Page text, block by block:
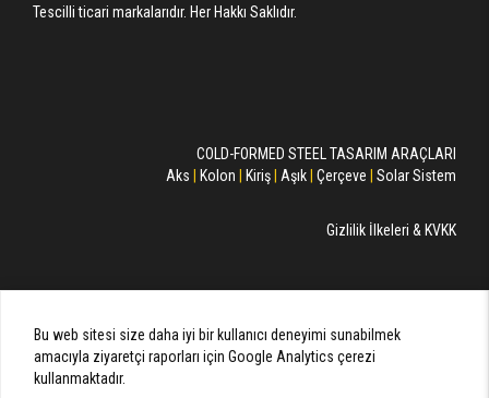
Bu web sitesi size daha iyi bir kullanıcı deneyimi sunabilmek
amacıyla ziyaretçi raporları için Google Analytics çerezi
kullanmaktadır.
Tescilli ticari markalarıdır. Her Hakkı Saklıdır.
COLD-FORMED STEEL TASARIM ARAÇLARI
Aks
Kolon Kiriş Aşık Çerçeve Solar Sistem
Gizlilik İlkeleri & KVKK